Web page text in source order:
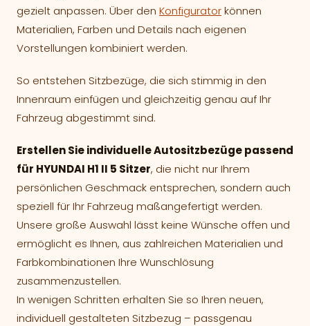
gezielt anpassen. Über den Konfiguratorkönnen
Materialien, Farben und Details nach eigenen
Vorstellungen kombiniert werden.
So entstehen Sitzbezüge, die sich stimmig in den
Innenraum einfügen und gleichzeitig genau auf Ihr
Fahrzeug abgestimmt sind.
Erstellen Sie individuelle Autositzbezüge passend
für HYUNDAI H1 II 5 Sitzer, die nicht nur Ihrem
persönlichen Geschmack entsprechen, sondern auch
speziell für Ihr Fahrzeug maßangefertigt werden.
Unsere große Auswahl lässt keine Wünsche offen und
ermöglicht es Ihnen, aus zahlreichen Materialien und
Farbkombinationen Ihre Wunschlösung
zusammenzustellen.
In wenigen Schritten erhalten Sie so Ihren neuen,
individuell gestalteten Sitzbezug – passgenau